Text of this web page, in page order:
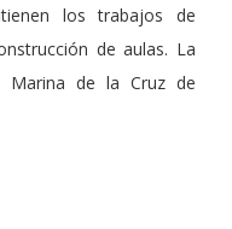
los trabajos de
de aulas. La
Marina de la Cruz de